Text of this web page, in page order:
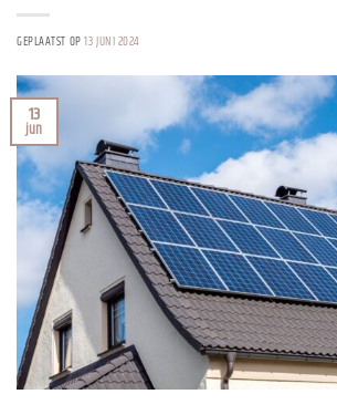
GEPLAATST OP13 JUNI 2024
13
jun